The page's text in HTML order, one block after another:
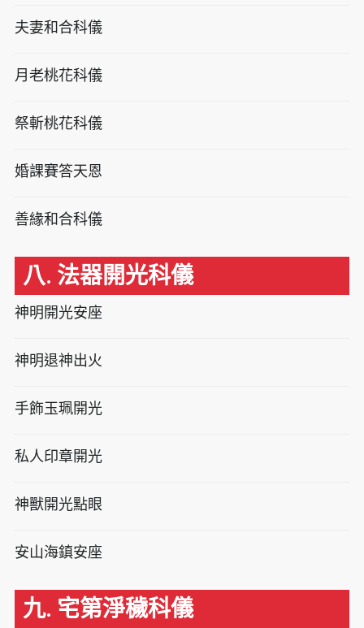
夫妻和合科儀
月老桃花科儀
祭斬桃花科儀
婚課賽答天恩
善緣和合科儀
八. 法器開光科儀
神明開光安座
神明退神出火
手飾玉珮開光
私人印章開光
神獸開光點眼
安山海鎮安座
九. 宅第淨穢科儀